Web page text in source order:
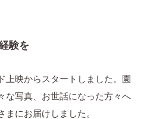
験を
上映からスタートしました。園
な写真、お世話になった方々へ
にお届けしました。